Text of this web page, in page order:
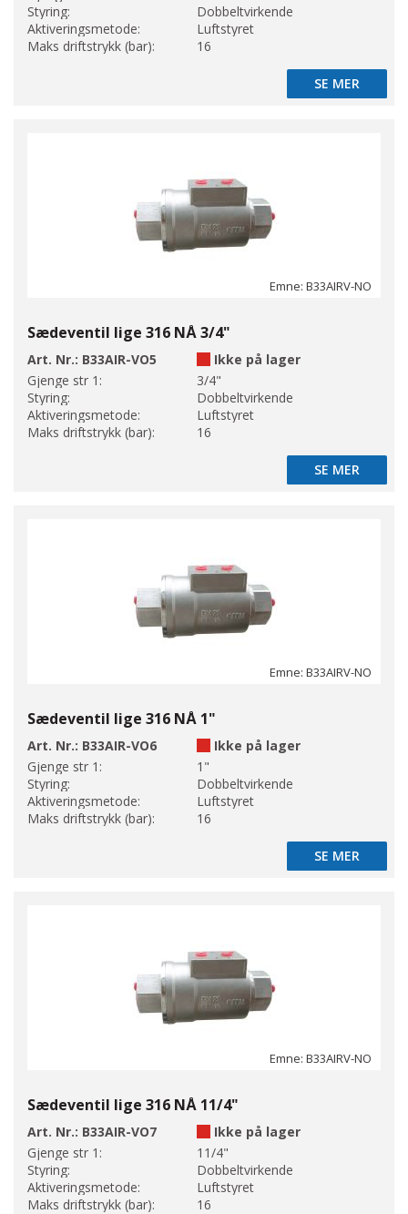
Styring:
Dobbeltvirkende
Aktiveringsmetode:
Luftstyret
Maks driftstrykk (bar):
16
SE MER
SE MER
Emne: B33AIRV-NO
Sædeventil lige 316 NÅ 3/4"
Art. Nr.: B33AIR-VO5
Ikke på lager
Gjenge str 1:
3/4"
Styring:
Dobbeltvirkende
Aktiveringsmetode:
Luftstyret
Maks driftstrykk (bar):
16
SE MER
SE MER
Emne: B33AIRV-NO
Sædeventil lige 316 NÅ 1"
Art. Nr.: B33AIR-VO6
Ikke på lager
Gjenge str 1:
1"
Styring:
Dobbeltvirkende
Aktiveringsmetode:
Luftstyret
Maks driftstrykk (bar):
16
SE MER
SE MER
Emne: B33AIRV-NO
Sædeventil lige 316 NÅ 11/4"
Art. Nr.: B33AIR-VO7
Ikke på lager
Gjenge str 1:
11/4"
Styring:
Dobbeltvirkende
Aktiveringsmetode:
Luftstyret
Maks driftstrykk (bar):
16